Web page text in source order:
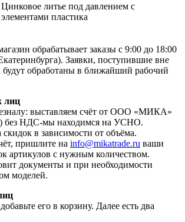
Цинковое литье под давлением с
элементами пластика
обрабатывает заказы с 9:00 до 18:00
Заявки, поступившие вне
будут обработаны в ближайший рабочий
лиц
выставляем счёт от ООО «МИКА»
без НДС-мы находимся на УСНО.
скидок в зависимости от объёма.
пришлите на info@mikatrade.ru ваши
артикулов с нужным количеством.
документы и при необходимости
моделей.
его в корзину. Далее есть два